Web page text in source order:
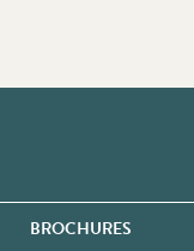
BROCHURES